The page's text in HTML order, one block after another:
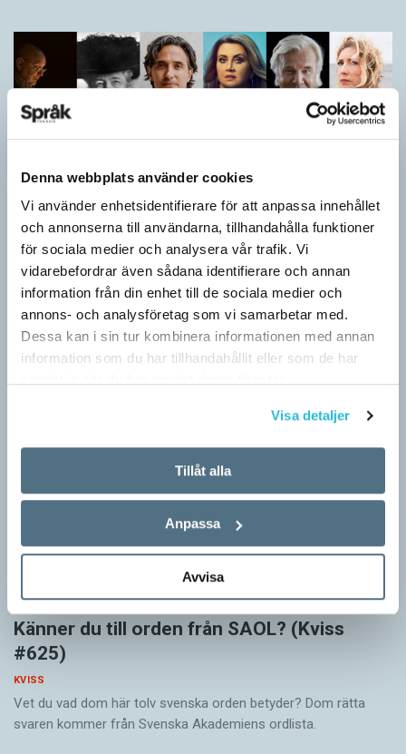
Denna webbplats använder cookies
Vi använder enhetsidentifierare för att anpassa innehållet
och annonserna till användarna, tillhandahålla funktioner
för sociala medier och analysera vår trafik. Vi
vidarebefordrar även sådana identifierare och annan
information från din enhet till de sociala medier och
annons- och analysföretag som vi samarbetar med.
Dessa kan i sin tur kombinera informationen med annan
information som du har tillhandahållit eller som de har
Visa detaljer
Tillåt alla
Anpassa
Avvisa
Vilket språk är detta? (Kviss #626)
KVISS
I det här kvisset möter du texter om berömda svenska
författare på tolv olika språk hämtade från Wikipedia. Men vilka
är språken?
Känner du till orden från SAOL? (Kviss
#625)
KVISS
Vet du vad dom här tolv svenska orden betyder? Dom rätta
svaren kommer från Svenska Akademiens ordlista.